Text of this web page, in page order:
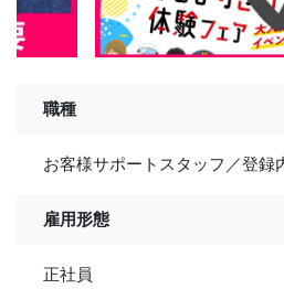
職種
お客様サポートスタッフ／登録
雇用形態
正社員